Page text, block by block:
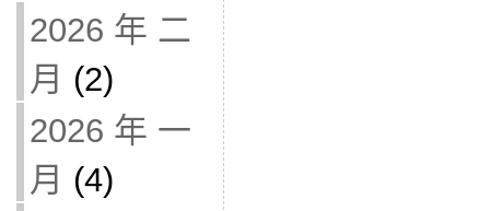
2026 年 二
月 (2)
2026 年 一
月 (4)